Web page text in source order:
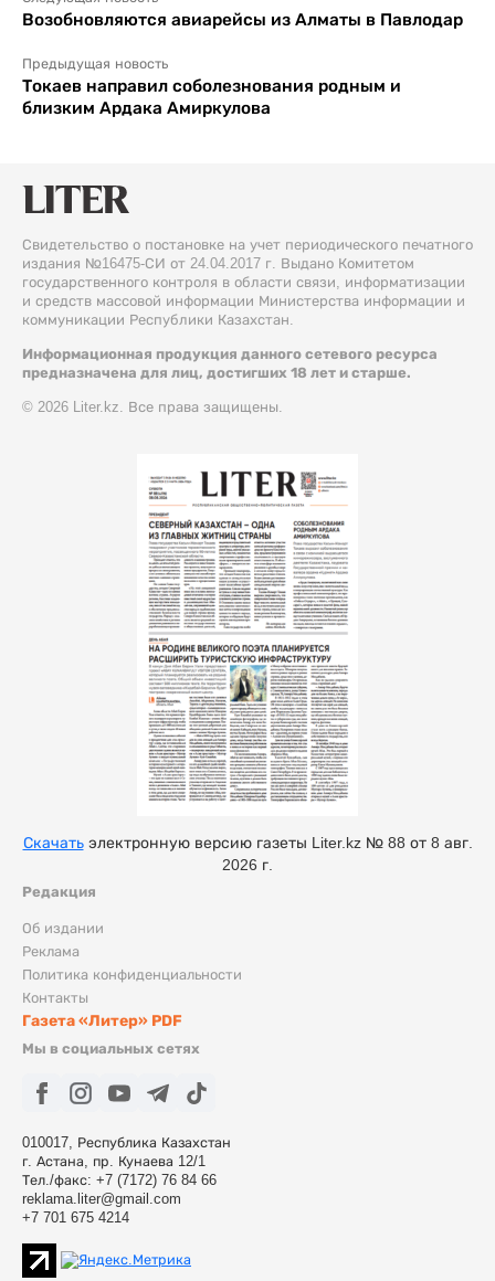
Возобновляются авиарейсы из Алматы в Павлодар
Предыдущая новость
Токаев направил соболезнования родным и
близким Ардака Амиркулова
Свидетельство о постановке на учет периодического печатного
издания №16475-СИ от 24.04.2017 г. Выдано Комитетом
государственного контроля в области связи, информатизации
и средств массовой информации Министерства информации и
коммуникации Республики Казахстан.
Информационная продукция данного сетевого ресурса
предназначена для лиц, достигших 18 лет и старше.
© 2026 Liter.kz. Все права защищены.
Редакция
Об издании
Реклама
Политика конфиденциальности
Контакты
Газета «Литер» PDF
Мы в социальных сетях
010017, Республика Казахстан
г. Астана, пр. Кунаева 12/1
Тел./факс: +7 (7172) 76 84 66
reklama.liter@gmail.com
+7 701 675 4214
Скачатьэлектронную версию газеты Liter.kz № 88 от 8 авг.
2026 г.